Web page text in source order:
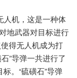
人机，这是一种体
地武器对目标进行
得无人机成为打
”导弹一共进行了
。“硫磺石”导弹